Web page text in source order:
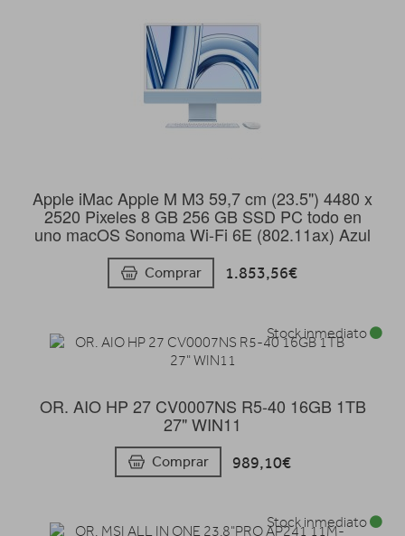
Apple iMac Apple M M3 59,7 cm (23.5") 4480 x
2520 Pixeles 8 GB 256 GB SSD PC todo en
uno macOS Sonoma Wi-Fi 6E (802.11ax) Azul
Comprar 1.853,56€
OR. AIO HP 27 CV0007NS R5-40 16GB 1TB
27" WIN11
Comprar 989,10€
Stock inmediato
Stock inmediato